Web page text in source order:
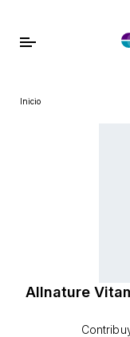
Inicio
Allnature